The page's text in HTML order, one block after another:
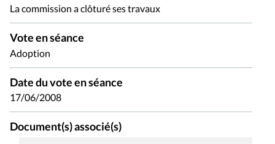
La commission a clôturé ses travaux
Vote en séance
Adoption
Date du vote en séance
17/06/2008
Document(s) associé(s)